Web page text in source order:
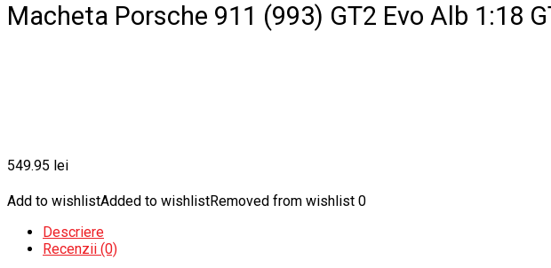
Macheta Porsche 911 (993) GT2 Evo Alb 1:18
549.95 lei
Add to wishlistAdded to wishlistRemoved from wishlist 0
Descriere
Recenzii (0)